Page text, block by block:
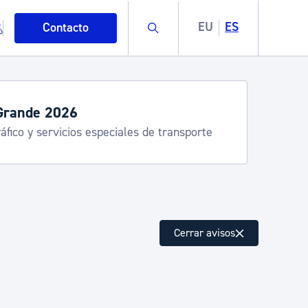
Contacto Buscar EU ES
y medioambiente
2026
y servicios especiales de transporte
Cerrar avisos